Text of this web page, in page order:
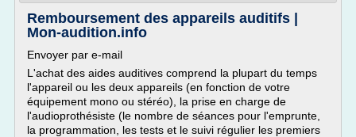
Remboursement des appareils auditifs |
Mon-audition.info
Envoyer par e-mail
L'achat des aides auditives comprend la plupart du temps
l'appareil ou les deux appareils (en fonction de votre
équipement mono ou stéréo), la prise en charge de
l'audioprothésiste (le nombre de séances pour l'emprunte,
la programmation, les tests et le suivi régulier les premiers